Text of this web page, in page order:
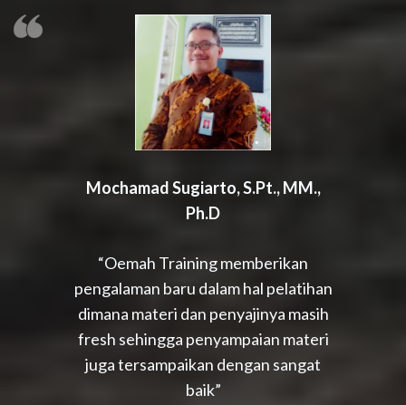
Mochamad Sugiarto, S.Pt., MM.,
Ph.D
“Oemah Training memberikan
pengalaman baru dalam hal pelatihan
dimana materi dan penyajinya masih
fresh sehingga penyampaian materi
juga tersampaikan dengan sangat
baik”